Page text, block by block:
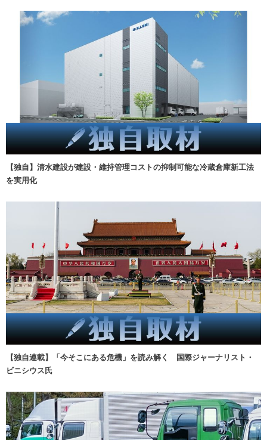
【独自】清水建設が建設・維持管理コストの抑制可能な冷蔵倉庫新工法
を実用化
【独自連載】「今そこにある危機」を読み解く 国際ジャーナリスト・
ビニシウス氏